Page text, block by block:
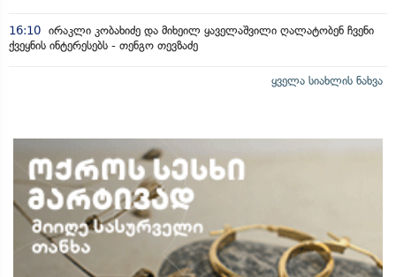
16:10 ირაკლი კობახიძე და მიხეილ ყაველაშვილი ღალატობენ ჩვენი
ქვეყნის ინტერესებს - თენგო თევზაძე
ყველა სიახლის ნახვა